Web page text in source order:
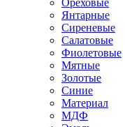
Ореховые
Янтарные
Сиреневые
Салатовые
Фиолетовые
Мятные
Золотые
Синие
Материал
МДФ